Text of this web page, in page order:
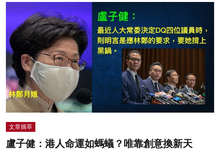
文章摘萃
盧子健：港人命運如螞蟻？唯靠創意換新天